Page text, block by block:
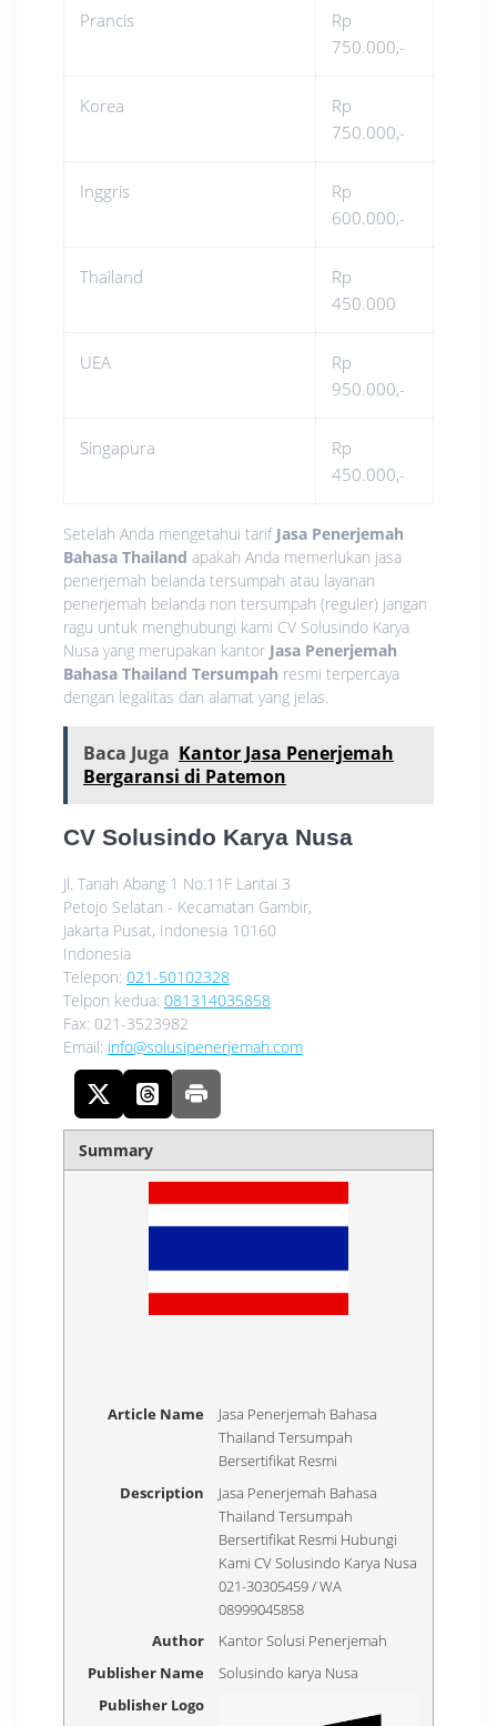
Prancis
Rp
750.000,-
Korea
Rp
750.000,-
Inggris
Rp
600.000,-
Thailand
Rp
450.000
UEA
Rp
950.000,-
Singapura
Rp
450.000,-
Setelah Anda mengetahui tarif Jasa Penerjemah
Bahasa Thailand apakah Anda memerlukan jasa
penerjemah belanda tersumpah atau layanan
penerjemah belanda non tersumpah (reguler) jangan
ragu untuk menghubungi kami CV Solusindo Karya
Nusa yang merupakan kantor Jasa Penerjemah
Bahasa Thailand Tersumpah resmi terpercaya
dengan legalitas dan alamat yang jelas.
Baca Juga Kantor Jasa Penerjemah
Bergaransi di Patemon
CV Solusindo Karya Nusa
Jl. Tanah Abang 1 No.11F Lantai 3
Petojo Selatan - Kecamatan Gambir,
Jakarta Pusat, Indonesia 10160
Indonesia
Telepon: 021-50102328
Telpon kedua: 081314035858
Fax: 021-3523982
Email: info@solusipenerjemah.com
Summary
Article Name
Jasa Penerjemah Bahasa
Thailand Tersumpah
Bersertifikat Resmi
Description
Jasa Penerjemah Bahasa
Thailand Tersumpah
Bersertifikat Resmi Hubungi
Kami CV Solusindo Karya Nusa
021-30305459 / WA
08999045858
Author
Kantor Solusi Penerjemah
Publisher Name
Solusindo karya Nusa
Publisher Logo